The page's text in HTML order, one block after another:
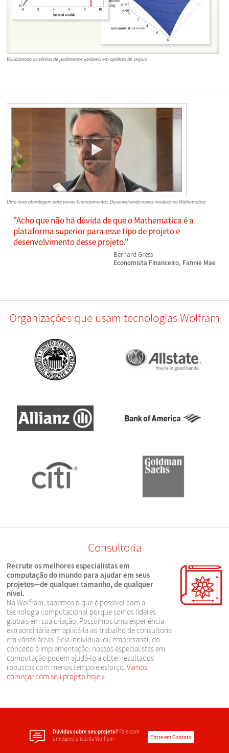
Visualizando os efeitos de parâmetros variáveis em apólices de seguro
Uma nova abordagem para prever financiamentos: Desenvolvendo novos modelos no Mathematica
"Acho que não há dúvida de que o Mathematica é a
plataforma superior para esse tipo de projeto e
desenvolvimento desse projeto."
Bernard Gress
Economista Financeiro, Fannie Mae
Organizações que usam tecnologias Wolfram
Consultoria
Recrute os melhores especialistas em
computação do mundo para ajudar em seus
projetos—de qualquer tamanho, de qualquer
nível.
Na Wolfram, sabemos o que é possível com a
tecnologia computacional porque somos líderes
globais em sua criação. Possuímos uma experiência
extraordinária em aplicá-la ao trabalho de consultoria
em várias áreas. Seja individual ou empresarial, do
conceito à implementação, nossos especialistas em
computação podem ajudá-lo a obter resultados
robustos com menos tempo e esforço.Vamos
começar com seu projeto hoje
Dúvidas sobre seu projeto?Fale com
um especialista da Wolfram
Entre em Contato